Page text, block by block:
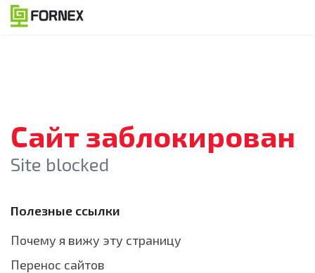
Сайт заблокирован
Site blocked
Полезные ссылки
Почему я вижу эту страницу
Перенос сайтов